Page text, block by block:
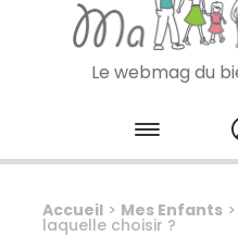
Je m'inscris
Le webmag du
Skip
Accueil > Mes Enfants >
laquelle choisir ?